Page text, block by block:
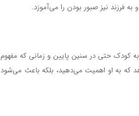
فرزند نیز صبور بودن را می‌آموزد.
کودک حتی در سنین پایین و زمانی که مفهوم
که به او اهمیت می‌دهید، بلکه باعث می‌شود